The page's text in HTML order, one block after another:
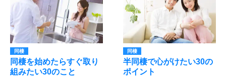
同棲
同棲を始めたらすぐ取り
組みたい30のこと
同棲
半同棲で心がけたい30の
ポイント